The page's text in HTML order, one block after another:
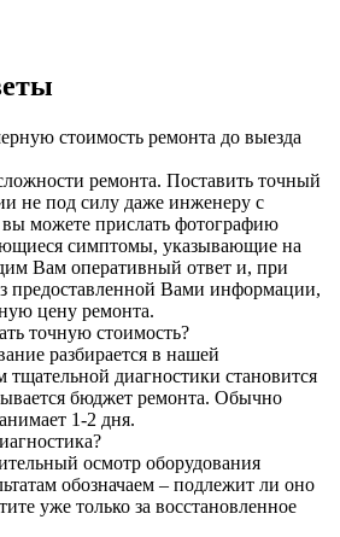
стоимость ремонта до выезда
ремонта. Поставить точный
не под силу даже инженеру с
можете прислать фотографию
симптомы, указывающие на
Вам оперативный ответ и, при
предоставленной Вами информации,
цену ремонта.
точную стоимость?
разбирается в нашей
тщательной диагностики становится
бюджет ремонта. Обычно
1-2 дня.
осмотр оборудования
обозначаем – подлежит ли оно
уже только за восстановленное